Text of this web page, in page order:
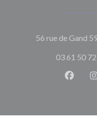
56 rue de Gand
03 61 50